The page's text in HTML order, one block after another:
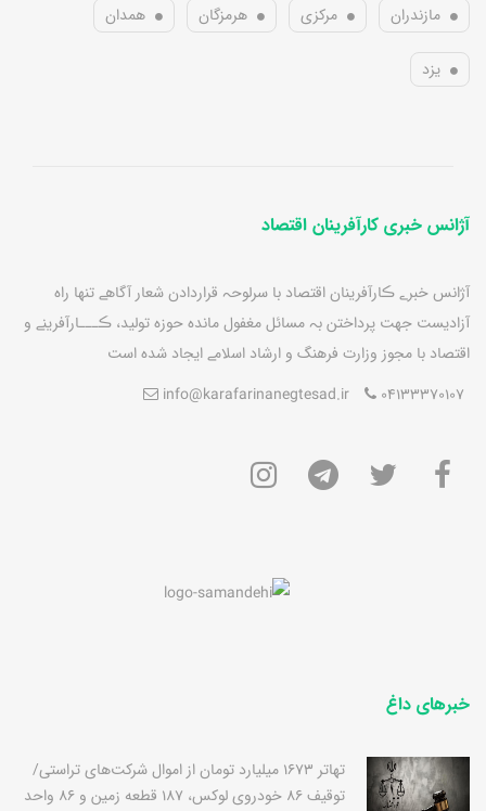
مازندران مرکزی هرمزگان همدان
یزد
آژانس خبری کارآفرینان اقتصاد
آژانس خبرے ڪارآفرينان اقتصاد با سرلوحہ قراردادن شعار آگاهے تنها راه
آزاديست جهت پرداختن بہ مسائل مغفول مانده حوزه توليد، ڪـــارآفرينے و
اقتصاد با مجوز وزارت فرهنگ و ارشاد اسلامے ايجاد شده است
04133370107
info@karafarinanegtesad.ir
خبرهای داغ
تهاتر 1673 میلیارد تومان از اموال شرکت‌های تراستی/
توقیف 86 خودروی لوکس، 187 قطعه زمین و 86 واحد